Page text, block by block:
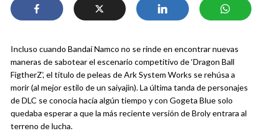
Incluso cuando Bandai Namco no se rinde en encontrar nuevas
maneras de sabotear el escenario competitivo de ‘Dragon Ball
FigtherZ’, el título de peleas de Ark System Works se rehúsa a
morir (al mejor estilo de un saiyajin). La última tanda de personajes
de DLC se conocía hacía algún tiempo y con Gogeta Blue solo
quedaba esperar a que la más reciente versión de Broly entrara al
terreno de lucha.